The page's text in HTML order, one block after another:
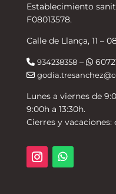
Establecimiento
F08013578.
Calle de Llança, 11 –
934238358–
Lunes a viernes de
9:00h a 13:30h.
Cierres y